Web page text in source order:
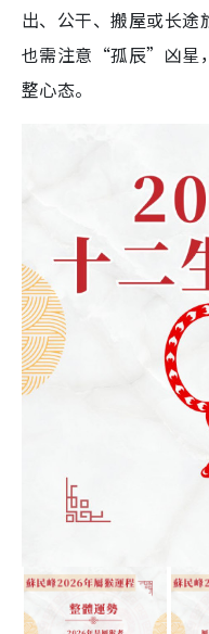
出、公干、搬屋或长途
也需注意“孤辰”凶星
整心态。